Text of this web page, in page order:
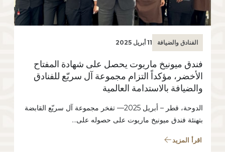
الفنادق والضيافة 11 أبريل 2025
فندق ميونيخ ماريوت يحصل على شهادة المفتاح
الأخضر، مؤكداً التزام مجموعة آل سريّع للفنادق
والضيافة بالاستدامة العالمية
الدوحة، قطر – أبريل 2025— تفخر مجموعة آل سريّع القابضة
بتهنئة فندق ميونيخ ماريوت على حصوله على…
اقرأ المزيد